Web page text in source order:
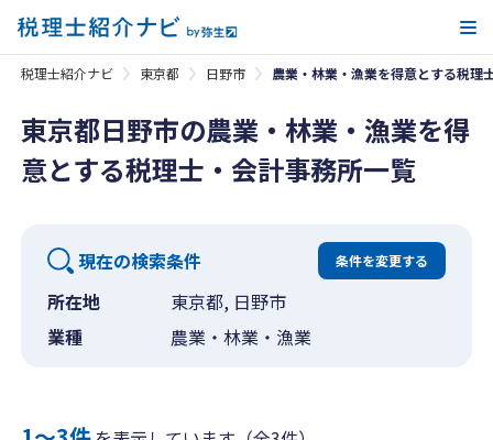
税理士紹介ナビ 東京都 日野市 農業・林業・漁業を得意とする税理
東京都日野市の農業・林業・漁業を得
意とする税理士・会計事務所一覧
現在の検索条件 条件を変更する
所在地
東京都, 日野市
業種
農業・林業・漁業